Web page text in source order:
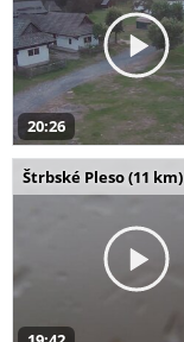
20:26
Štrbské Pleso (11 km)